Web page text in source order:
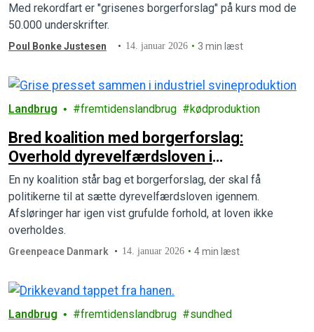
Med rekordfart er "grisenes borgerforslag" på kurs mod de
50.000 underskrifter.
Poul Bonke Justesen 14. januar 2026 3 min læst
Landbrug fremtidenslandbrug kødproduktion
Bred koalition med borgerforslag:
Overhold dyrevelfærdsloven i
svineproduktionen
En ny koalition står bag et borgerforslag, der skal få
politikerne til at sætte dyrevelfærdsloven igennem.
Afsløringer har igen vist grufulde forhold, at loven ikke
overholdes.
Greenpeace Danmark 14. januar 2026 4 min læst
Landbrug fremtidenslandbrug sundhed